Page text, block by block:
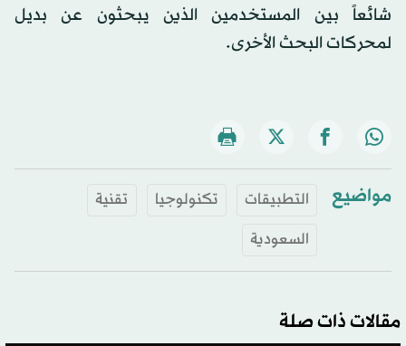
شائعاً بين المستخدمين الذين يبحثون عن بديل
لمحركات البحث الأخرى.
مواضيع التطبيقات تكنولوجيا
تقنية
السعودية
مقالات ذات صلة